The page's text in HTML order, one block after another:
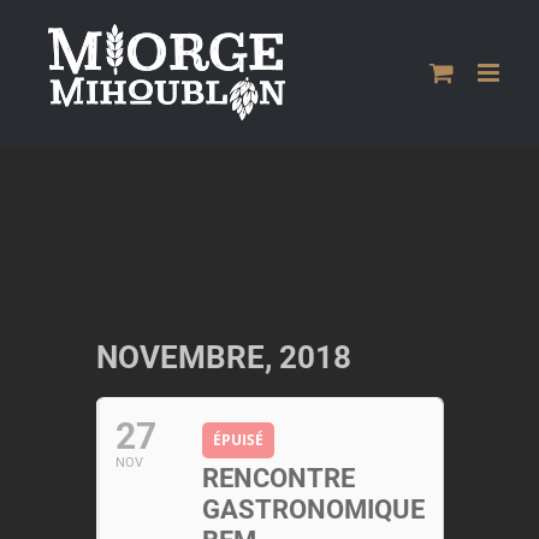
contenu
NOVEMBRE, 2018
27
NOV
ÉPUISÉ
RENCONTRE
GASTRONOMIQUE